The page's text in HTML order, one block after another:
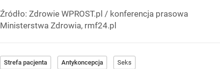
Źródło: Zdrowie WPROST.pl / konferencja prasowa
Ministerstwa Zdrowia, rmf24.pl
Strefa pacjenta Antykoncepcja Seks